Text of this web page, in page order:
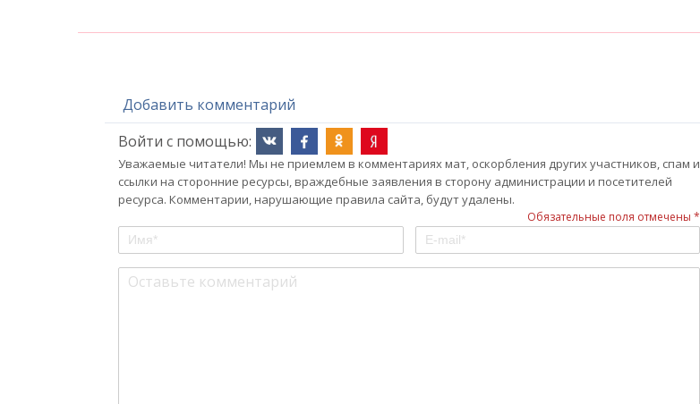
Добавить комментарий
Войти с помощью:
Уважаемые читатели! Мы не приемлем в комментариях мат, оскорбления других участников, спам и
ссылки на сторонние ресурсы, враждебные заявления в сторону администрации и посетителей
ресурса. Комментарии, нарушающие правила сайта, будут удалены.
Обязательные поля отмечены *